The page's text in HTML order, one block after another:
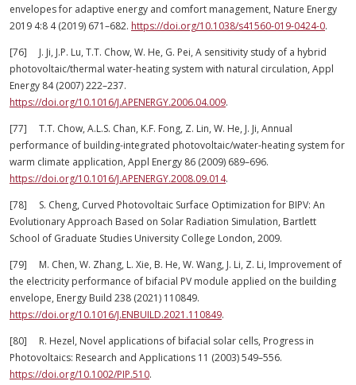
envelopes for adaptive energy and comfort management, Nature Energy
2019 4:8 4 (2019) 671–682. https://doi.org/10.1038/s41560-019-0424-0.
[76] J. Ji, J.P. Lu, T.T. Chow, W. He, G. Pei, A sensitivity study of a hybrid
photovoltaic/thermal water-heating system with natural circulation, Appl
Energy 84 (2007) 222–237.
https://doi.org/10.1016/J.APENERGY.2006.04.009.
[77] T.T. Chow, A.L.S. Chan, K.F. Fong, Z. Lin, W. He, J. Ji, Annual
performance of building-integrated photovoltaic/water-heating system for
warm climate application, Appl Energy 86 (2009) 689–696.
https://doi.org/10.1016/J.APENERGY.2008.09.014.
[78] S. Cheng, Curved Photovoltaic Surface Optimization for BIPV: An
Evolutionary Approach Based on Solar Radiation Simulation, Bartlett
School of Graduate Studies University College London, 2009.
[79] M. Chen, W. Zhang, L. Xie, B. He, W. Wang, J. Li, Z. Li, Improvement of
the electricity performance of bifacial PV module applied on the building
envelope, Energy Build 238 (2021) 110849.
https://doi.org/10.1016/J.ENBUILD.2021.110849.
[80] R. Hezel, Novel applications of bifacial solar cells, Progress in
Photovoltaics: Research and Applications 11 (2003) 549–556.
https://doi.org/10.1002/PIP.510.